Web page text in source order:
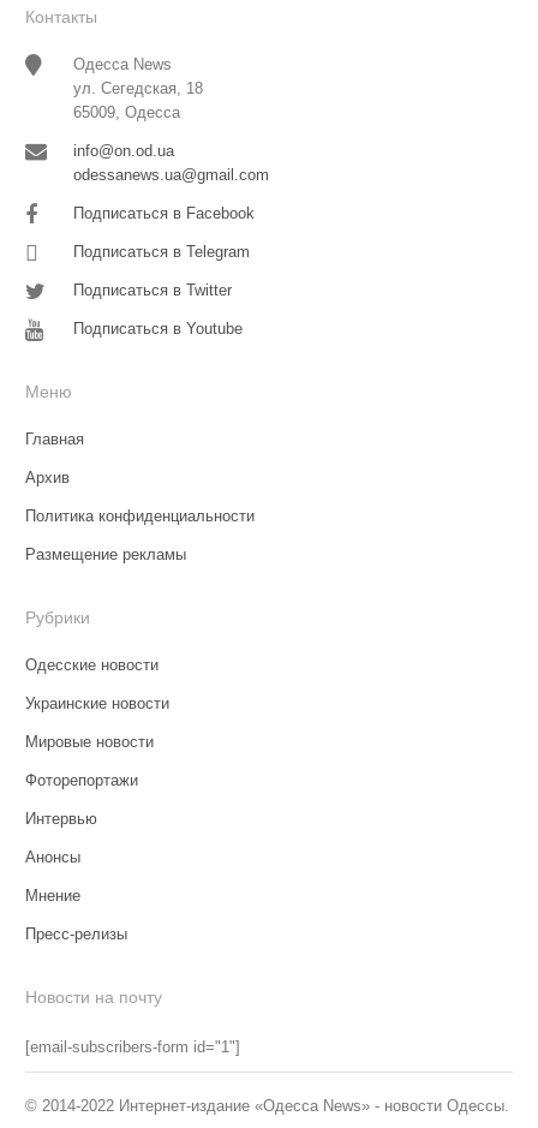
Контакты
Одесса News
ул. Сегедская, 18
65009, Одесса
info@on.od.ua
odessanews.ua@gmail.com
Подписаться в Facebook
Подписаться в Telegram
Подписаться в Twitter
Подписаться в Youtube
Меню
Главная
Архив
Политика конфиденциальности
Размещение рекламы
Рубрики
Одесские новости
Украинские новости
Мировые новости
Фоторепортажи
Интервью
Анонсы
Мнение
Пресс-релизы
Новости на почту
[email-subscribers-form id="1"]
© 2014-2022 Интернет-издание «Одесса News» - новости Одессы.